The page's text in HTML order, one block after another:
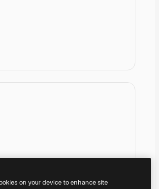
on your device to enhance site